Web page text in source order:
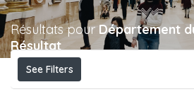
Résultats pourDépartement
Résultat
See Filters